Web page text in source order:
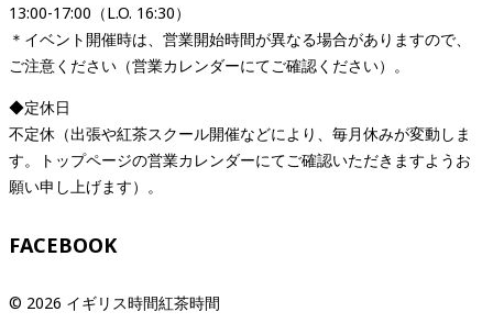
13:00-17:00（L.O. 16:30）
＊イベント開催時は、営業開始時間が異なる場合がありますので、
ご注意ください（営業カレンダーにてご確認ください）。
◆定休日
不定休（出張や紅茶スクール開催などにより、毎月休みが変動しま
す。トップページの営業カレンダーにてご確認いただきますようお
願い申し上げます）。
FACEBOOK
© 2026 イギリス時間紅茶時間